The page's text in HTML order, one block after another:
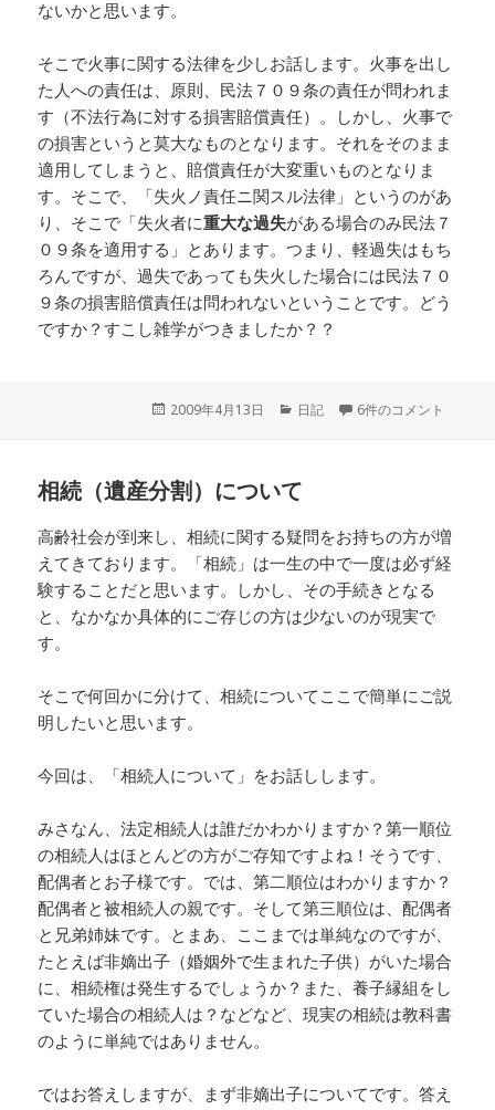
ないかと思います。
そこで火事に関する法律を少しお話します。火事を出し
た人への責任は、原則、民法７０９条の責任が問われま
す（不法行為に対する損害賠償責任）。しかし、火事で
の損害というと莫大なものとなります。それをそのまま
適用してしまうと、賠償責任が大変重いものとなりま
す。そこで、「失火ノ責任ニ関スル法律」というのがあ
り、そこで「失火者に重大な過失がある場合のみ民法７
０９条を適用する」とあります。つまり、軽過失はもち
ろんですが、過失であっても失火した場合には民法７０
９条の損害賠償責任は問われないということです。どう
ですか？すこし雑学がつきましたか？？
投
2009年4月13日
カ
ー
日記 6件のコメント
相続（遺産分割）について
高齢社会が到来し、相続に関する疑問をお持ちの方が増
えてきております。「相続」は一生の中で一度は必ず経
験することだと思います。しかし、その手続きとなる
と、なかなか具体的にご存じの方は少ないのが現実で
す。
そこで何回かに分けて、相続についてここで簡単にご説
明したいと思います。
今回は、「相続人について」をお話しします。
みさなん、法定相続人は誰だかわかりますか？第一順位
の相続人はほとんどの方がご存知ですよね！そうです、
配偶者とお子様です。では、第二順位はわかりますか？
配偶者と被相続人の親です。そして第三順位は、配偶者
と兄弟姉妹です。とまあ、ここまでは単純なのですが、
たとえば非嫡出子（婚姻外で生まれた子供）がいた場合
に、相続権は発生するでしょうか？また、養子縁組をし
ていた場合の相続人は？などなど、現実の相続は教科書
のように単純ではありません。
ではお答えしますが、まず非嫡出子についてです。答え